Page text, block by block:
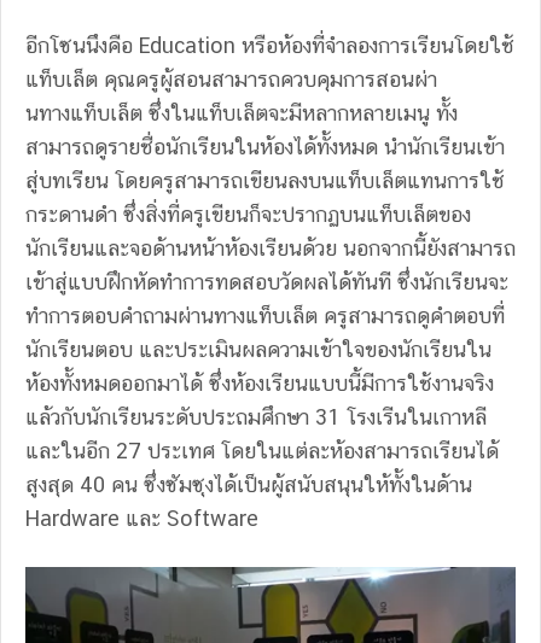
อีกโซนนึงคือ Education หรือห้องที่จำลองการเรียนโดยใช้
แท็บเล็ต คุณครูผู้สอนสามารถควบคุมการสอนผ่า
นทางแท็บเล็ต ซึ่งในแท็บเล็ตจะมีหลากหลายเมนู ทั้ง
สามารถดูรายชื่อนักเรียนในห้องได้ทั้งหมด นำนักเรียนเข้า
สู่บทเรียน โดยครูสามารถเขียนลงบนแท็บเล็ตแทนการใช้
กระดานดำ ซึ่งสิ่งที่ครูเขียนก็จะปรากฏบนแท็บเล็ตของ
นักเรียนและจอด้านหน้าห้องเรียนด้วย นอกจากนี้ยังสามารถ
เข้าสู่แบบฝึกหัดทำการทดสอบวัดผลได้ทันที ซึ่งนักเรียนจะ
ทำการตอบคำถามผ่านทางแท็บเล็ต ครูสามารถดูคำตอบที่
นักเรียนตอบ และประเมินผลความเข้าใจของนักเรียนใน
ห้องทั้งหมดออกมาได้ ซึ่งห้องเรียนแบบนี้มีการใช้งานจริง
แล้วกับนักเรียนระดับประถมศึกษา 31 โรงเรีนในเกาหลี
และในอีก 27 ประเทศ โดยในแต่ละห้องสามารถเรียนได้
สูงสุด 40 คน ซึ่งซัมซุงได้เป็นผู้สนับสนุนให้ทั้งในด้าน
Hardware และ Software